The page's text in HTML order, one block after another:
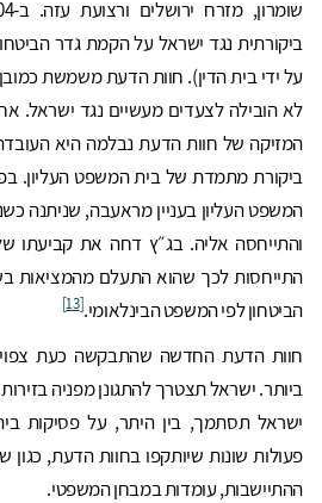
ביקורתית נגד ישראל על הקמת גדר
על ידי בית הדין). חוות הדעת משמשת
לא הובילה לצעדים מעשיים נגד ישראל.
המזיקה של חוות הדעת נבלמה היא
ביקורת מתמדת של בית המשפט העליון.
המשפט העליון בעניין מראעבה, שניתנה
והתייחסה אליה. בג״ץ דחה את קביעתו
התייחסות לכך שהוא התעלם מהמציאות
הביטחון לפי המשפט הבינלאומי.[13]
חוות הדעת החדשה שהתבקשה כעת
ביותר. ישראל תצטרך להתגונן מפניה
ישראל תסתמך, בין היתר, על פסיקות
פעולות שונות שיותקפו בחוות הדעת,
ההתיישבות, עומדות במבחן המשפטי.